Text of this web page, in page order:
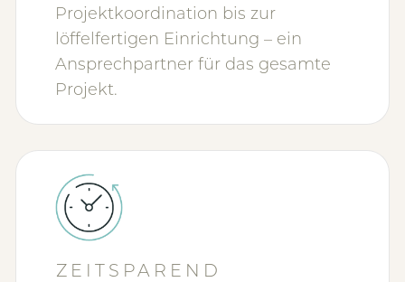
Projektkoordination bis zur
löffelfertigen Einrichtung – ein
Ansprechpartner für das gesamte
Projekt.
ZEITSPAREND